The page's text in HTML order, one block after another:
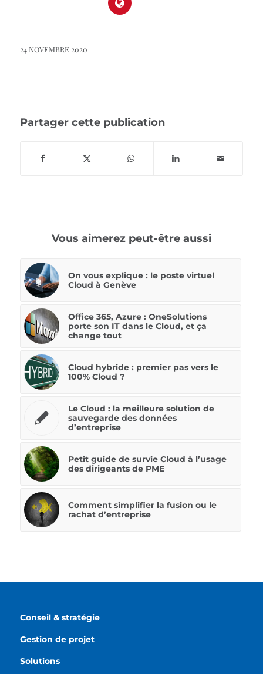
24 NOVEMBRE 2020
Partager cette publication
Vous aimerez peut-être aussi
On vous explique : le poste virtuel
Cloud à Genève
Office 365, Azure : OneSolutions
porte son IT dans le Cloud, et ça
change tout
Cloud hybride : premier pas vers le
100% Cloud ?
Le Cloud : la meilleure solution de
sauvegarde des données
d’entreprise
Petit guide de survie Cloud à l’usage
des dirigeants de PME
Comment simplifier la fusion ou le
rachat d’entreprise
Conseil & stratégie
Gestion de projet
Solutions